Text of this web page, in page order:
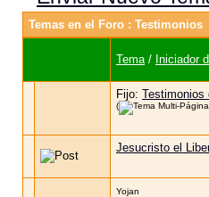
Temas en el Foro : Testimonios
Tema/ Iniciador
Fijo: Testimonios
(
Jesucristo el
Yojan